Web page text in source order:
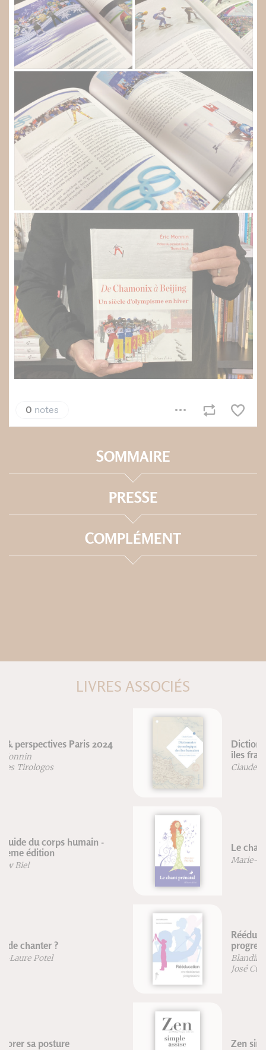
SOMMAIRE
PRESSE
COMPLÉMENT
LIVRES ASSOCIÉS
Dictionnaire étymologique des
îles françaises
Claude Gantet
Le chant prénatal
Marie-Laure Potel
Rééducation en résistance
progressive
Blandine Calais-Germain
José Curraladas
Zen simple assise